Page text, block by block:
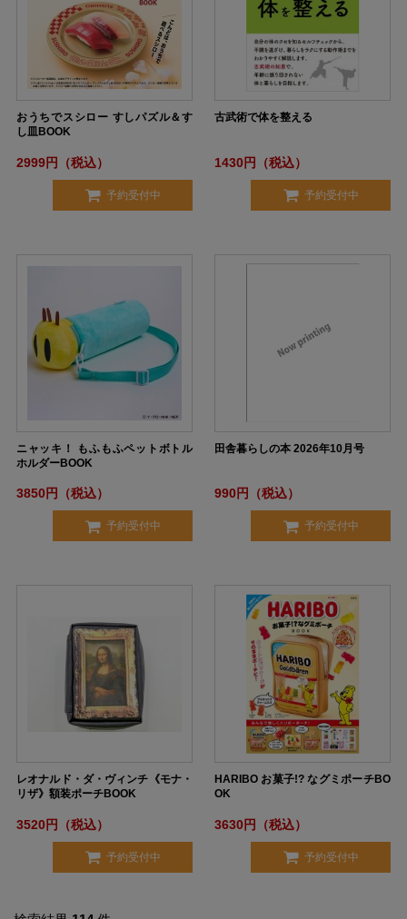
おうちでスシロー すしパズル＆す
し皿BOOK
2999円（税込）
予約受付中
古武術で体を整える
1430円（税込）
予約受付中
ニャッキ！ もふもふペットボトル
ホルダーBOOK
3850円（税込）
予約受付中
田舎暮らしの本 2026年10月号
990円（税込）
予約受付中
レオナルド・ダ・ヴィンチ《モナ・
リザ》額装ポーチBOOK
3520円（税込）
予約受付中
HARIBO お菓子!? なグミポーチBO
OK
3630円（税込）
予約受付中